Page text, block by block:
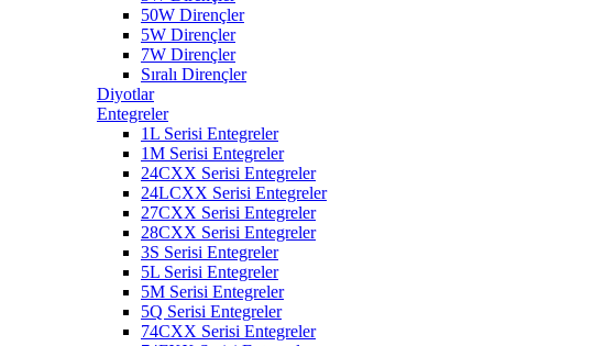
50W Dirençler
5W Dirençler
7W Dirençler
Sıralı Dirençler
Diyotlar
Entegreler
1L Serisi Entegreler
1M Serisi Entegreler
24CXX Serisi Entegreler
24LCXX Serisi Entegreler
27CXX Serisi Entegreler
28CXX Serisi Entegreler
3S Serisi Entegreler
5L Serisi Entegreler
5M Serisi Entegreler
5Q Serisi Entegreler
74CXX Serisi Entegreler